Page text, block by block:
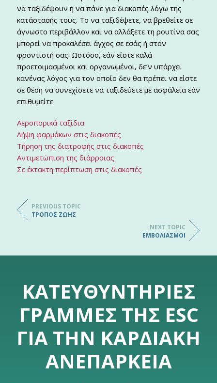
να ταξιδέψουν ή να πάνε για διακοπές λόγω της
κατάστασής τους. Το να ταξιδέψετε, να βρεθείτε σε
άγνωστο περιβάλλον και να αλλάξετε τη ρουτίνα σας
μπορεί να προκαλέσει άγχος σε εσάς ή στον
φροντιστή σας. Ωστόσο, εάν είστε καλά
προετοιμασμένοι και οργανωμένοι, δε’ν υπάρχει
κανένας λόγος για τον οποίο δεν θα πρέπει να είστε
σε θέση να συνεχίσετε να ταξιδεύετε με ασφάλεια εάν
επιθυμείτε
Αεροπορικά ταξίδια
Λήψη φαρμάκων στις διακοπές
Τήρηση της διατροφής στις διακοπές
Αντιμετώπιση της διάρροιας
Σε έκτακτη περίπτωση στις διακοπές
PREVIOUS TOPIC
ΤΡΌΠΟΣ ΖΩΉΣ
NEXT TOPIC
ΕΜΒΟΛΙΑΣΜΟΊ
ΚΑΤΕΥΘΥΝΤΉΡΙΕΣ
ΓΡΑΜΜΈΣ ΤΗΣ ESC
ΓΙΑ ΤΗΝ ΚΑΡΔΙΑΚΉ
ΑΝΕΠΆΡΚΕΙΑ